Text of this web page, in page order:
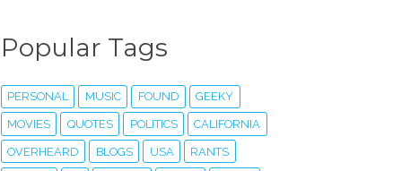
Popular Tags
PERSONAL MUSIC FOUND GEEKY
MOVIES QUOTES POLITICS CALIFORNIA
OVERHEARD BLOGS USA RANTS